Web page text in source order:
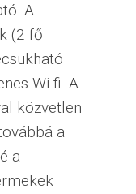
A
(2 fő
Wi-fi. A
közvetlen
a
a